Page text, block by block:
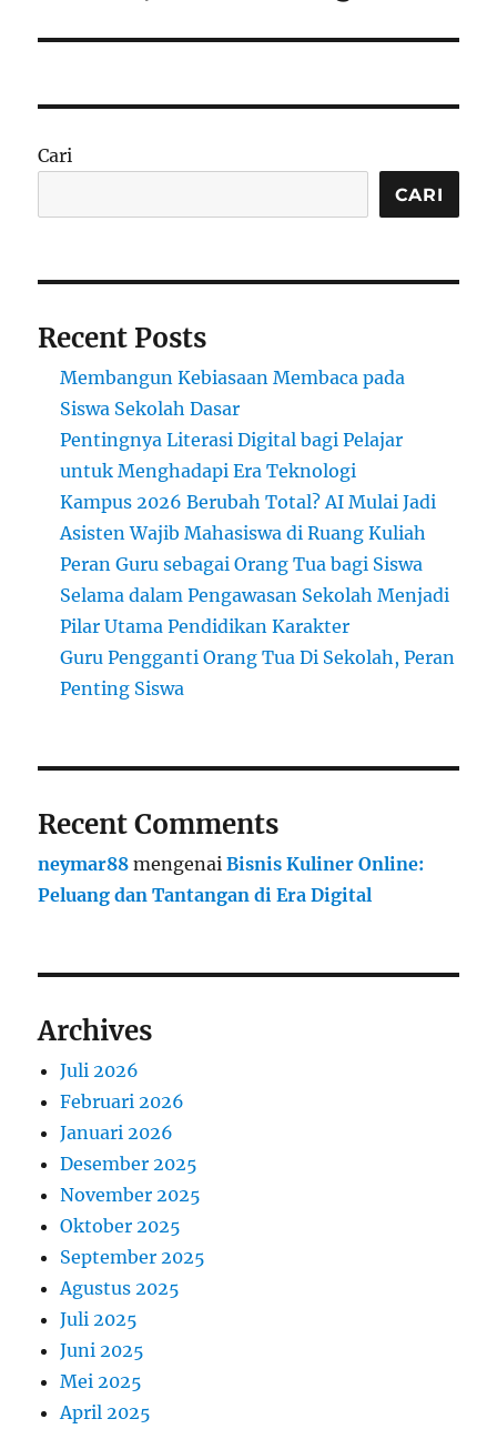
Cari
CARI
Recent Posts
Membangun Kebiasaan Membaca pada
Siswa Sekolah Dasar
Pentingnya Literasi Digital bagi Pelajar
untuk Menghadapi Era Teknologi
Kampus 2026 Berubah Total? AI Mulai Jadi
Asisten Wajib Mahasiswa di Ruang Kuliah
Peran Guru sebagai Orang Tua bagi Siswa
Selama dalam Pengawasan Sekolah Menjadi
Pilar Utama Pendidikan Karakter
Guru Pengganti Orang Tua Di Sekolah, Peran
Penting Siswa
Recent Comments
neymar88 mengenaiBisnis Kuliner Online:
Peluang dan Tantangan di Era Digital
Archives
Juli 2026
Februari 2026
Januari 2026
Desember 2025
November 2025
Oktober 2025
September 2025
Agustus 2025
Juli 2025
Juni 2025
Mei 2025
April 2025